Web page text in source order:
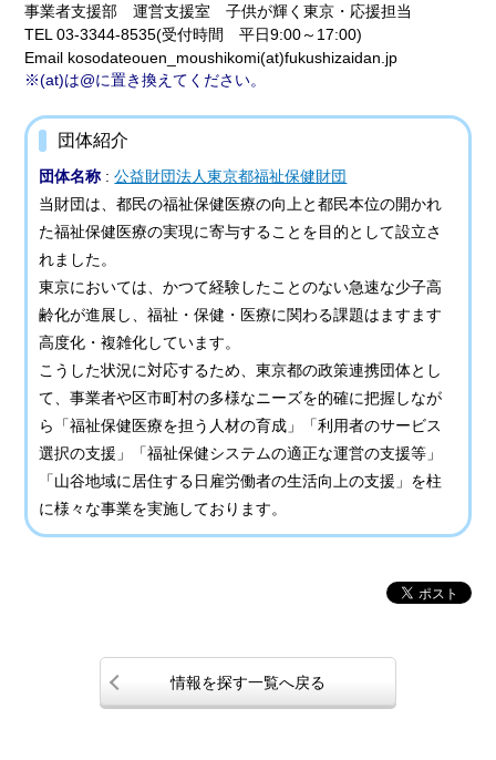
事業者支援部 運営支援室 子供が輝く東京・応援担当
TEL 03-3344-8535(受付時間 平日9:00～17:00)
Email kosodateouen_moushikomi(at)fukushizaidan.jp
(at)は@に置き換えてください。
団体紹介
団体名称 :公益財団法人東京都福祉保健財団
当財団は、都民の福祉保健医療の向上と都民本位の開かれ
た福祉保健医療の実現に寄与することを目的として設立さ
れました。
東京においては、かつて経験したことのない急速な少子高
齢化が進展し、福祉・保健・医療に関わる課題はますます
高度化・複雑化しています。
こうした状況に対応するため、東京都の政策連携団体とし
て、事業者や区市町村の多様なニーズを的確に把握しなが
ら「福祉保健医療を担う人材の育成」「利用者のサービス
選択の支援」「福祉保健システムの適正な運営の支援等」
「山谷地域に居住する日雇労働者の生活向上の支援」を柱
に様々な事業を実施しております。
情報を探す一覧へ戻る